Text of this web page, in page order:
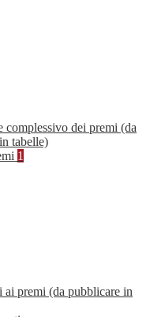
complessivo dei premi (da
tabelle)
1
ai premi (da pubblicare in